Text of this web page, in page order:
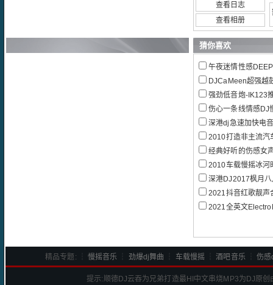
查看日志
查看相册
猜你喜欢
午夜迷情性感DEEP
DJCaMeen超强越鼓
强劲低音炮-IK123推荐
伤心一条线情感DJ
深港dj急速加快电
2010打造非主流汽车慢
经典好听的伤感女
2010车载慢摇冰河
深港DJ2017枫月八月古风
2021抖音红歌靓声
2021全英文
精品专题: ┆ 慢摇音乐 劲爆dj舞曲 车载慢摇 ┆酒吧音乐┆伤感
提示:顺德DJ云吞为兄弟打造最HI中文串烧MP3为DJ原创